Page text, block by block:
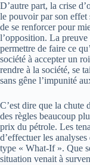
D’autre part, la crise
le pouvoir par son effet
de se renforcer pour
l’opposition. La
permettre de faire ce
société à accepter un
rendre à la société, se
sans gêne l’impunité
C’est dire que la chute
des règles beaucoup
prix du pétrole. Les
d’effectuer les
type « What-If ». Que
situation venait à